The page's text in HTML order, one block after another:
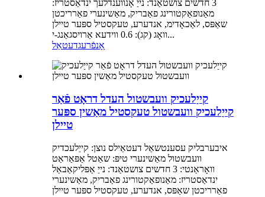
3 חדשים צושטאַנד: נייַ אָנווענדלעך ינדאַסטריז:
מאַנופאַקטורינג פאַבריק, מאַשינערי פאַרריכטן
שאַפּס, לאַכאָדימ, אנדערע, טעקסטיל ספּער טיילן
וואָג (קג): 0.6 ווידעא אַרויסגאַנג-י...
אָנפֿרעגדעטאַל
קייַלעכיק וועבשטול העדל דראָט פֿאַר
קייַלעכיק וועבשטול טעקסטיל מאַשין ספּער
טיילן
איבערבליק עסענטשאַל דעטאַילס נוצן: קייַלעכדיק
וועבשטול מאַשינערי טיפּ: שאַטל אַפּאַראַט
וואָראַנטי: 3 חדשים צושטאַנד: נייַ אַפּליקאַבאַל
ינדאַסטריז: מאַנופאַקטורינג פאַבריק, מאַשינערי
פאַרריכטן שאַפּס, אנדערע, טעקסטיל ספּער טיילן